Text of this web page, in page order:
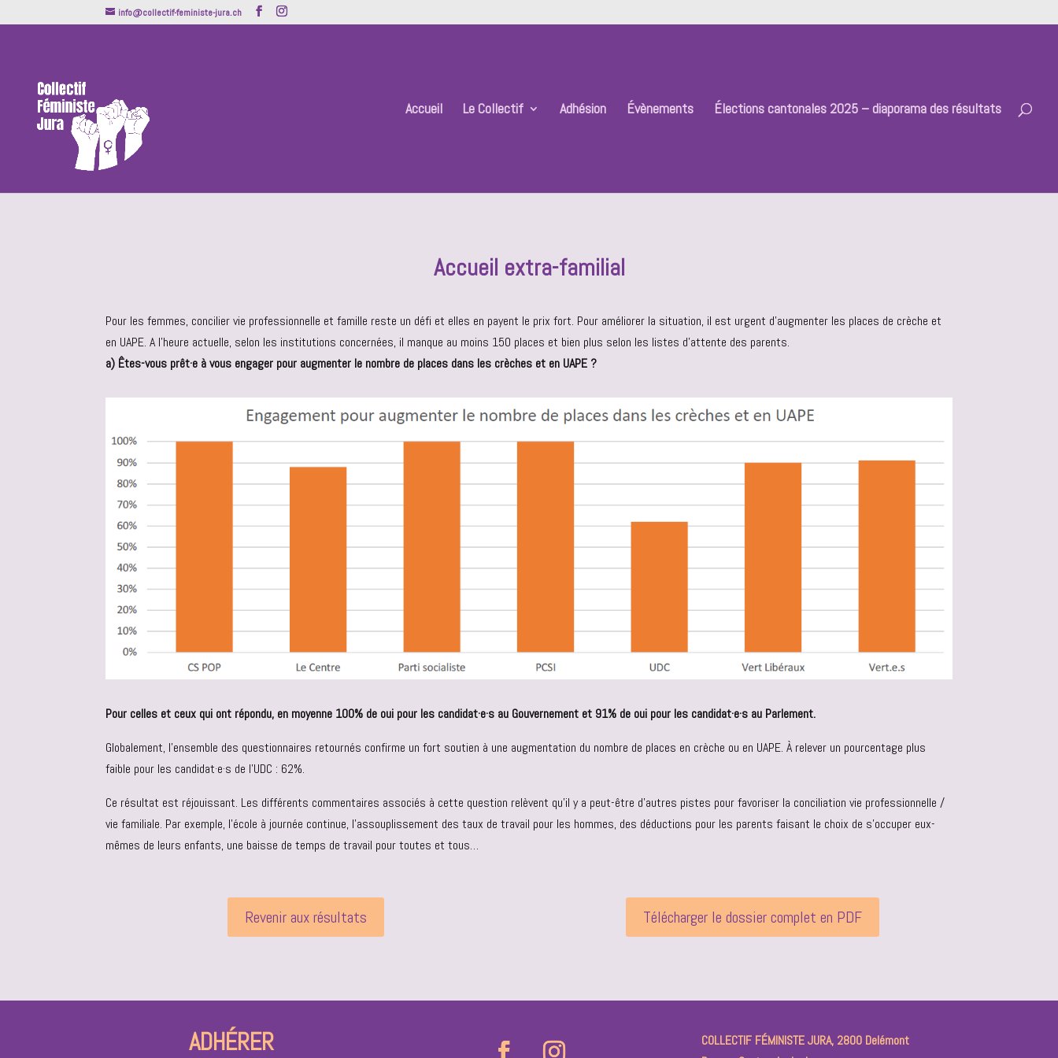
info@collectif-feministe-jura.ch
Accueil Le Collectif Adhésion Évènements Élections cantonales 2025 – diaporama des résultats
Accueil extra-familial
Pour les femmes, concilier vie professionnelle et famille reste un défi et elles en payent le prix fort. Pour améliorer la situation, il est urgent d’augmenter les places de crèche et
en UAPE. A l’heure actuelle, selon les institutions concernées, il manque au moins 150 places et bien plus selon les listes d’attente des parents.
a) Êtes-vous prêt·e à vous engager pour augmenter le nombre de places dans les crèches et en UAPE ?
Pour celles et ceux qui ont répondu, en moyenne 100% de oui pour les candidat·e·s au Gouvernement et 91% de oui pour les candidat·e·s au Parlement.
Globalement, l’ensemble des questionnaires retournés confirme un fort soutien à une augmentation du nombre de places en crèche ou en UAPE. À relever un pourcentage plus
faible pour les candidat·e·s de l’UDC : 62%.
Ce résultat est réjouissant. Les différents commentaires associés à cette question relèvent qu’il y a peut-être d’autres pistes pour favoriser la conciliation vie professionnelle /
vie familiale. Par exemple, l’école à journée continue, l’assouplissement des taux de travail pour les hommes, des déductions pour les parents faisant le choix de s’occuper eux-
mêmes de leurs enfants, une baisse de temps de travail pour toutes et tous…
Revenir aux résultats Télécharger le dossier complet en PDF
ADHÉRER
COLLECTIF FÉMINISTE JURA, 2800 Delémont